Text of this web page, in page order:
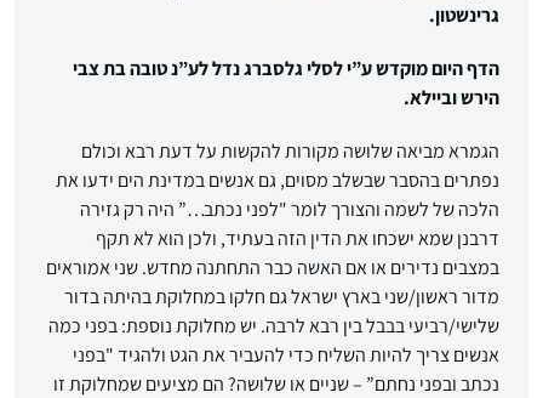
גרינשטון.
הדף היום מוקדש ע”י לסלי גלסברג נדל לע”נ טובה בת צבי
הירש וביילא.
הגמרא מביאה שלושה מקורות להקשות על דעת רבא וכולם
נפתרים בהסבר שבשלב מסוים, גם אנשים במדינת הים ידעו את
הלכה של לשמה והצורך לומר "לפני נכתב…” היה רק ​​גזירה
דרבנן שמא ישכחו את הדין הזה בעתיד, ולכן הוא לא תקף
במצבים נדירים או אם האשה כבר התחתנה מחדש. שני אמוראים
מדור ראשון/שני בארץ ישראל גם חלקו במחלוקת בהיתה בדור
שלישי/רביעי בבבל בין רבא לרבה. יש מחלוקת נוספת: בפני כמה
אנשים צריך להיות השליח כדי להעביר את הגט ולהגיד "בפני
נכתב ובפני נחתם” – שניים או שלושה? הם מציעים שמחלוקת זו